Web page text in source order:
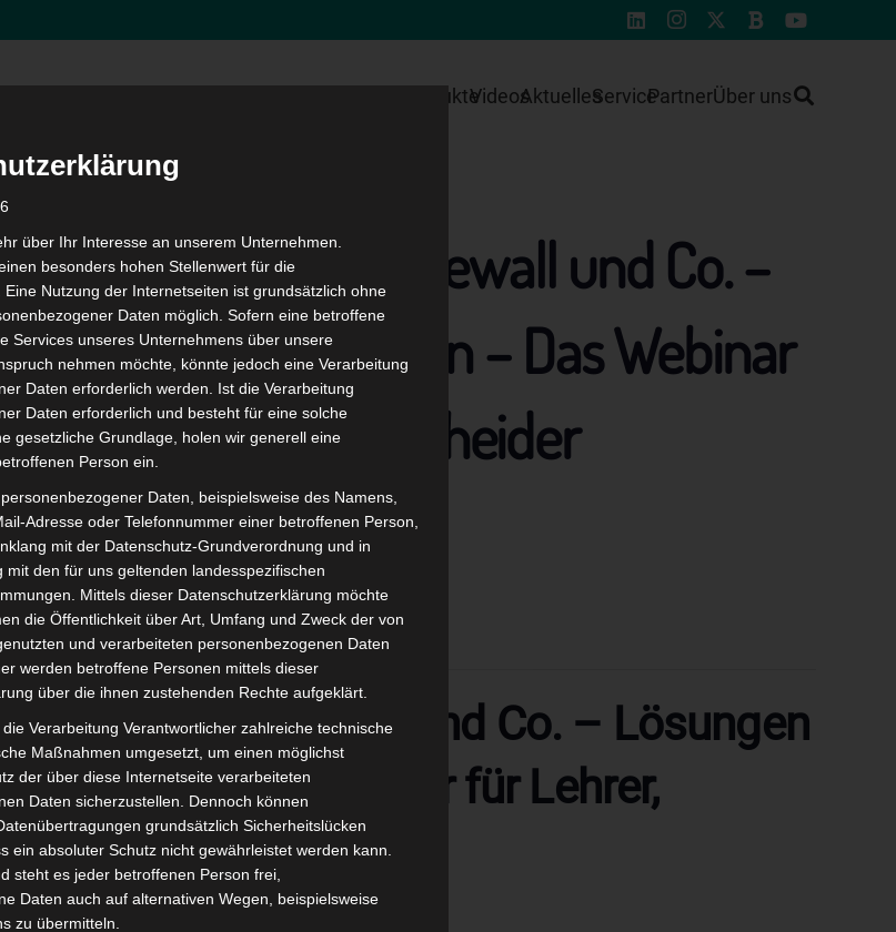
ProdukteVideosAktuellesServicePartnerÜber uns
Einbindung, Firewall und Co. –
Schule von morgen – Das Webinar
und Entscheider
Firewall und Co. – Lösungen
– Das Webinar für Lehrer,
über Ihr Interesse an unserem Unternehmen.
besonders hohen Stellenwert für die
Eine Nutzung der Internetseiten ist grundsätzlich ohne
Daten möglich. Sofern eine betroffene
Services unseres Unternehmens über unsere
nehmen möchte, könnte jedoch eine Verarbeitung
Daten erforderlich werden. Ist die Verarbeitung
Daten erforderlich und besteht für eine solche
gesetzliche Grundlage, holen wir generell eine
Person ein.
Daten, beispielsweise des Namens,
Adresse oder Telefonnummer einer betroffenen Person,
mit der Datenschutz-Grundverordnung und in
mit den für uns geltenden landesspezifischen
Mittels dieser Datenschutzerklärung möchte
die Öffentlichkeit über Art, Umfang und Zweck der von
und verarbeiteten personenbezogenen Daten
werden betroffene Personen mittels dieser
über die ihnen zustehenden Rechte aufgeklärt.
Verarbeitung Verantwortlicher zahlreiche technische
Maßnahmen umgesetzt, um einen möglichst
der über diese Internetseite verarbeiteten
Daten sicherzustellen. Dennoch können
grundsätzlich Sicherheitslücken
ein absoluter Schutz nicht gewährleistet werden kann.
steht es jeder betroffenen Person frei,
Daten auch auf alternativen Wegen, beispielsweise
zu übermitteln.